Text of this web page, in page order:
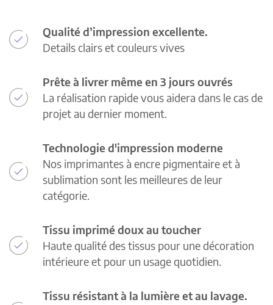
Qualité d’impression excellente.
Details clairs et couleurs vives
Prête à livrer même en 3 jours ouvrés
La réalisation rapide vous aidera dans le cas de
projet au dernier moment.
Technologie d'impression moderne
Nos imprimantes à encre pigmentaire et à
sublimation sont les meilleures de leur
catégorie.
Tissu imprimé doux au toucher
Haute qualité des tissus pour une décoration
intérieure et pour un usage quotidien.
Tissu résistant à la lumière et au lavage.